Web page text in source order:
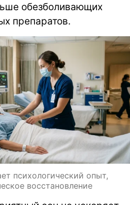
обезболивающих
препаратов.
психологический опыт,
восстановление